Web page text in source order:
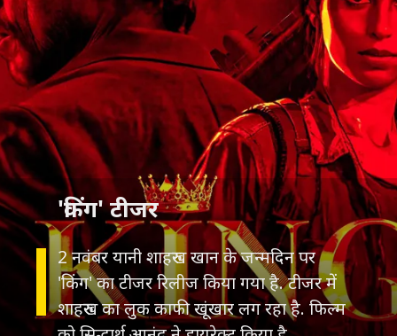
2 नवंबर यानी शाहरुख खान के जन्मदिन पर
'किंग' का टीजर रिलीज किया गया है. टीजर में
शाहरुख का लुक काफी खूंखार लग रहा है. फिल्म
'किंग' टीजर